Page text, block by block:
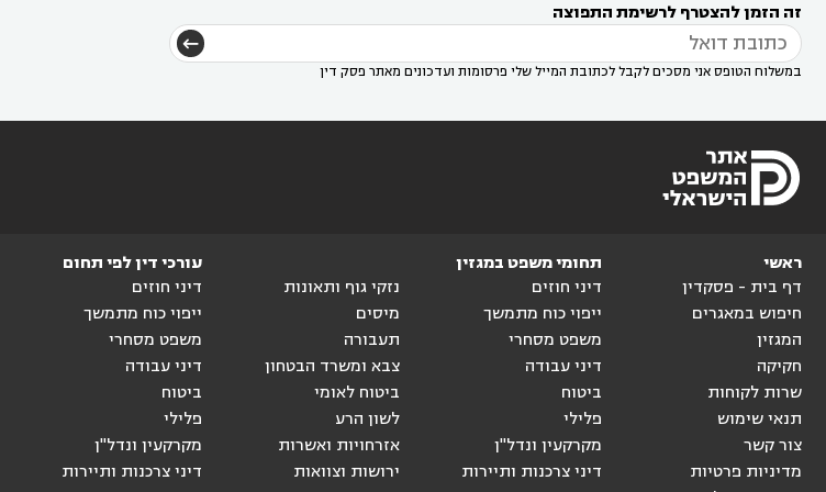
דין בשוהם 
זה הזמן להצטרף לרשימת התפוצה
במשלוח הטופס אני מסכים לקבל לכתובת המייל שלי פרסומות ועדכונים מאתר פסק דין
ראשי
דף בית - פסקדין
חיפוש במאגרים
המגזין
חקיקה
שרות לקוחות
תנאי שימוש
צור קשר
מדיניות פרטיות
תחומי משפט במגזין
דיני חוזים
ייפוי כוח מתמשך
משפט מסחרי
דיני עבודה
ביטוח
פלילי
מקרקעין ונדל"ן
דיני צרכנות ותיירות
נזקי גוף ותאונות
מיסים
תעבורה
צבא ומשרד הבטחון
ביטוח לאומי
לשון הרע
אזרחויות ואשרות
ירושות וצוואות
עורכי דין לפי תחום
דיני חוזים
ייפוי כוח מתמשך
משפט מסחרי
דיני עבודה
ביטוח
פלילי
מקרקעין ונדל"ן
דיני צרכנות ותיירות